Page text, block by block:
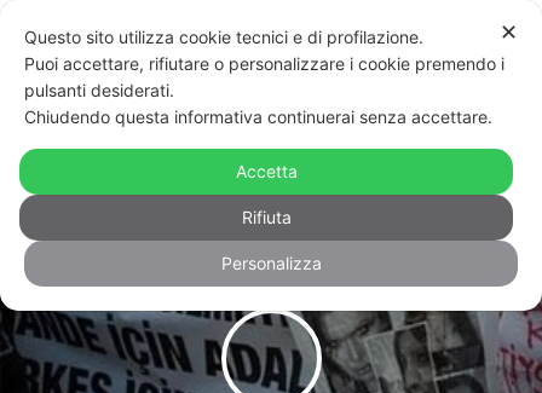
Come nasce e si alimenta il racconto
tossico sulle persone trans
✕
Questo sito utilizza cookie tecnici e di profilazione.
Puoi accettare, rifiutare o personalizzare i cookie premendo i
pulsanti desiderati.
Chiudendo questa informativa continuerai senza accettare.
Accetta
Rifiuta
Personalizza